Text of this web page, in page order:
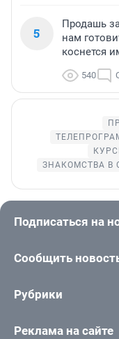
5
Продашь
нам
коснется
540
ЗНАКОМСТВА В
Подписаться на
Сообщить
Рубрики
Реклама на сайте